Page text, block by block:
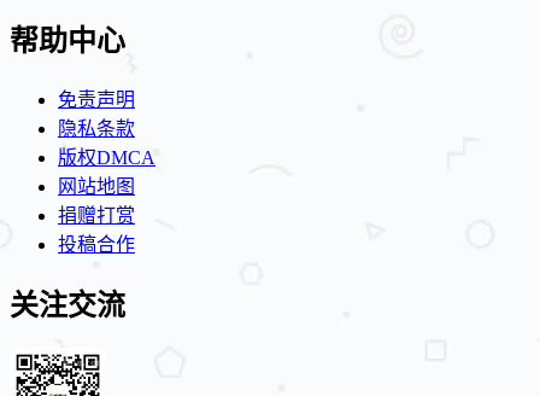
帮助中心
免责声明
隐私条款
版权DMCA
网站地图
捐赠打赏
投稿合作
关注交流